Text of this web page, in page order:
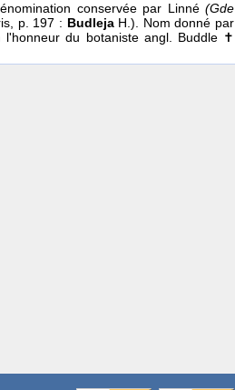
conservée par Linné (Gde
p. 197 : BudlejaH.). Nom donné par
du botaniste angl. Buddle ✝